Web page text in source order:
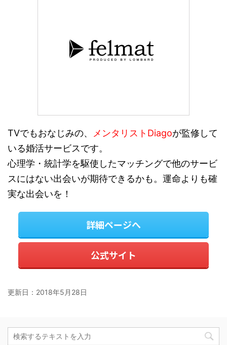
TVでもおなじみの、 メンタリストDiagoが監修して
いる婚活サービスです。
心理学・統計学を駆使したマッチングで他のサービ
スにはない出会いが期待できるかも。運命よりも確
実な出会いを！
詳細ページへ
公式サイト
更新日： 2018年5月28日